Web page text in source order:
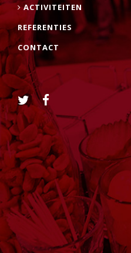
ACTIVITEITEN
REFERENTIES
CONTACT